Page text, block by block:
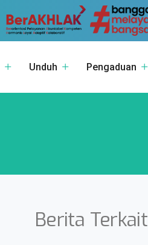
Unduh Pengaduan
Berita Terkait